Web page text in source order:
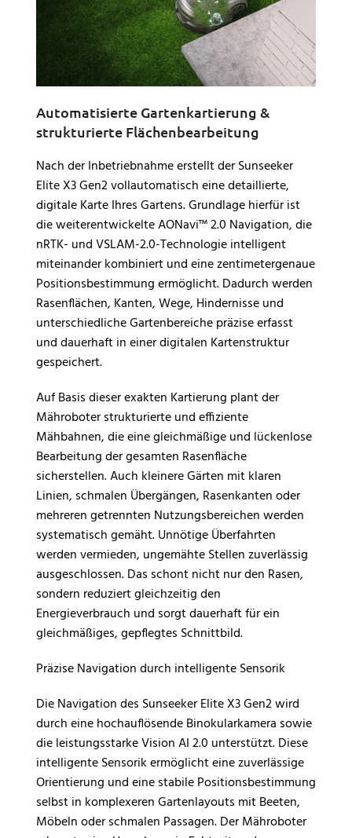
Automatisierte Gartenkartierung &
strukturierte Flächenbearbeitung
Nach der Inbetriebnahme erstellt der Sunseeker
Elite X3 Gen2 vollautomatisch eine detaillierte,
digitale Karte Ihres Gartens. Grundlage hierfür ist
die weiterentwickelte AONavi™ 2.0 Navigation, die
nRTK- und VSLAM-2.0-Technologie intelligent
miteinander kombiniert und eine zentimetergenaue
Positionsbestimmung ermöglicht. Dadurch werden
Rasenflächen, Kanten, Wege, Hindernisse und
unterschiedliche Gartenbereiche präzise erfasst
und dauerhaft in einer digitalen Kartenstruktur
gespeichert.
Auf Basis dieser exakten Kartierung plant der
Mähroboter strukturierte und effiziente
Mähbahnen, die eine gleichmäßige und lückenlose
Bearbeitung der gesamten Rasenfläche
sicherstellen. Auch kleinere Gärten mit klaren
Linien, schmalen Übergängen, Rasenkanten oder
mehreren getrennten Nutzungsbereichen werden
systematisch gemäht. Unnötige Überfahrten
werden vermieden, ungemähte Stellen zuverlässig
ausgeschlossen. Das schont nicht nur den Rasen,
sondern reduziert gleichzeitig den
Energieverbrauch und sorgt dauerhaft für ein
gleichmäßiges, gepflegtes Schnittbild.
Präzise Navigation durch intelligente Sensorik
Die Navigation des Sunseeker Elite X3 Gen2 wird
durch eine hochauflösende Binokularkamera sowie
die leistungsstarke Vision AI 2.0 unterstützt. Diese
intelligente Sensorik ermöglicht eine zuverlässige
Orientierung und eine stabile Positionsbestimmung
selbst in komplexeren Gartenlayouts mit Beeten,
Möbeln oder schmalen Passagen. Der Mähroboter